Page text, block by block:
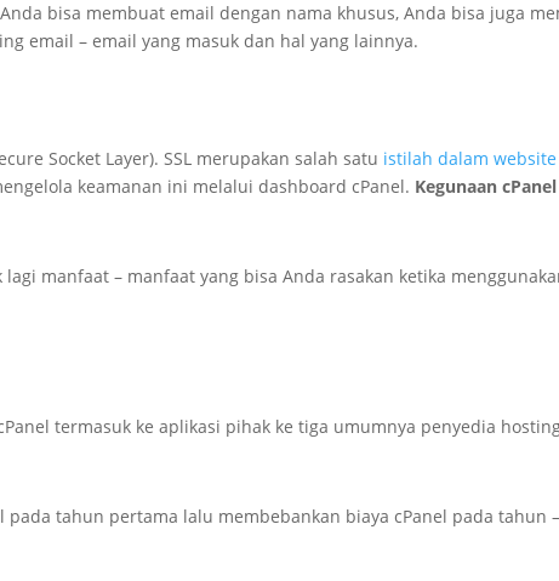
bisa membuat email dengan nama khusus, Anda bisa juga
email – email yang masuk dan hal yang lainnya.
Socket Layer). SSL merupakan salah satu istilah dalam website
keamanan ini melalui dashboard cPanel. Kegunaan cPanel
manfaat – manfaat yang bisa Anda rasakan ketika
termasuk ke aplikasi pihak ke tiga umumnya penyedia
tahun pertama lalu membebankan biaya cPanel pada